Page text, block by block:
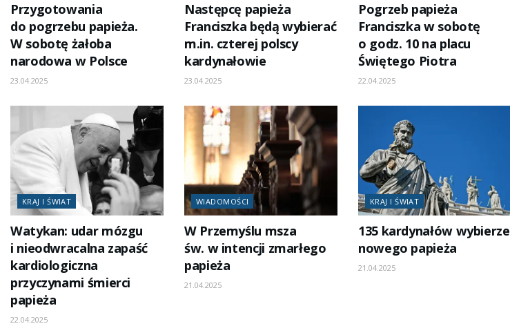
Przygotowania
do pogrzebu papieża.
W sobotę żałoba
narodowa w Polsce
23.04.2025
Następcę papieża
Franciszka będą wybierać
m.in. czterej polscy
kardynałowie
23.04.2025
Pogrzeb papieża
Franciszka w sobotę
o godz. 10 na placu
Świętego Piotra
22.04.2025
KRAJ I ŚWIAT
Watykan: udar mózgu
i nieodwracalna zapaść
kardiologiczna
przyczynami śmierci
papieża
22.04.2025
WIADOMOŚCI
W Przemyślu msza
św. w intencji zmarłego
papieża
21.04.2025
KRAJ I ŚWIAT
135 kardynałów wybierze
nowego papieża
21.04.2025